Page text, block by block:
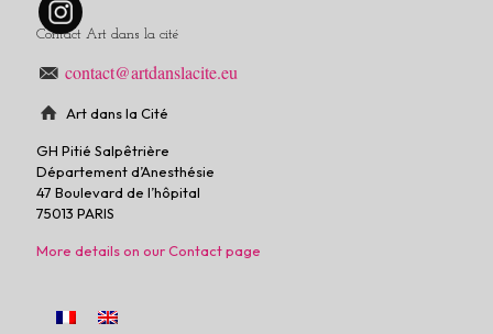
Contact Art dans la cité
contact@artdanslacite.eu
Art dans la Cité
GH Pitié Salpêtrière
Département d’Anesthésie
47 Boulevard de l’hôpital
75013 PARIS
More details on our Contact page